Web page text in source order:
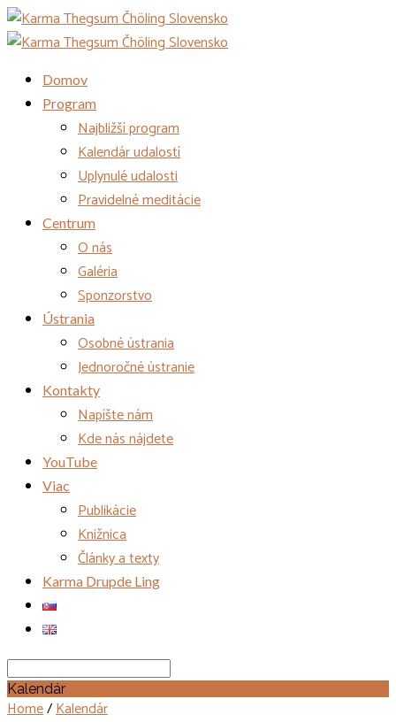
Domov
Program
Najbližší program
Kalendár udalostí
Uplynulé udalosti
Pravidelné meditácie
Centrum
O nás
Galéria
Sponzorstvo
Ústrania
Osobné ústrania
Jednoročné ústranie
Kontakty
Napíšte nám
Kde nás nájdete
YouTube
Viac
Publikácie
Knižnica
Články a texty
Karma Drupde Ling
Search
Kalendár
Home/Kalendár